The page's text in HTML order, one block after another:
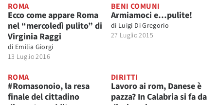
ROMA
Ecco come appare Roma
nel “mercoledì pulito” di
Virginia Raggi
di Emilia Giorgi
13 Luglio 2016
BENI COMUNI
Armiamoci e…pulite!
di Luigi Di Gregorio
27 Luglio 2015
ROMA
#Romasonoio, la resa
finale del cittadino
DIRITTI
Lavoro ai rom, Danese è
pazza? In Calabria si fa da